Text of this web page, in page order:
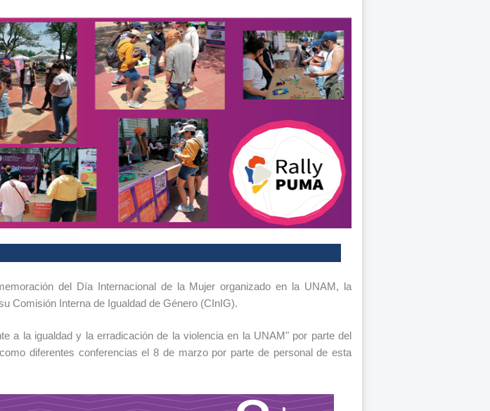
del Día Internacional de la Mujer organizado en la UNAM, la
Comisión Interna de Igualdad de Género (CInIG).
a la igualdad y la erradicación de la violencia en la UNAM" por parte del
diferentes conferencias el 8 de marzo por parte de personal de esta